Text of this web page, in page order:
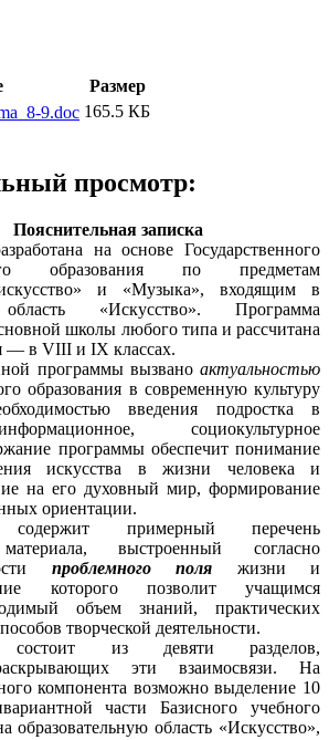
Размер
9.doc 165.5 КБ
просмотр:
Пояснительная записка
на основе Государственного
образования по предметам
искусство» и «Музыка», входящим в
область «Искусство». Программа
школы любого типа и рассчитана
— в VIII и IX классах.
программы вызвано актуальностью
образования в современную культуру
введения подростка в
социокультурное
программы обеспечит понимание
искусства в жизни человека и
на его духовный мир, формирование
ориентации.
содержит примерный перечень
материала, выстроенный согласно
проблемного поля жизни и
которого позволит учащимся
объем знаний, практических
творческой деятельности.
состоит из девяти разделов,
эти взаимосвязи. На
компонента возможно выделение 10
части Базисного учебного
образовательную область «Искусство»,